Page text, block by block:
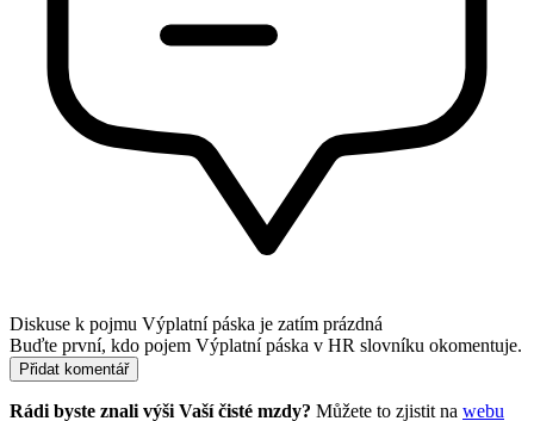
Diskuse k pojmu Výplatní páska je zatím prázdná
Buďte první, kdo pojem Výplatní páska v HR slovníku okomentuje.
Přidat komentář
Rádi byste znali výši Vaší čisté mzdy? Můžete to zjistit na webu